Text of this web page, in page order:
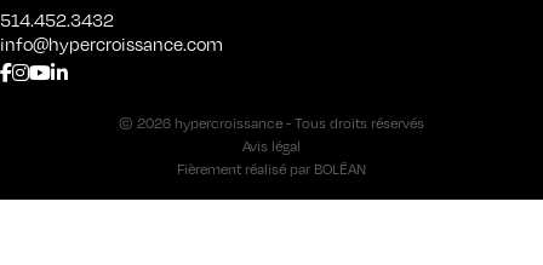
514.452.3432
info@hypercroissance.com
© 2026 hypercroissance - Tous droits réservés
Avis légal
Fièrement réalisé par BOLÉAN